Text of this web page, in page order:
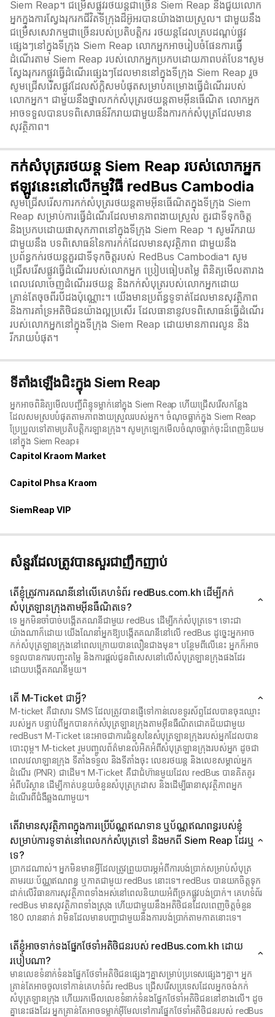
Siem Reap។ ជម្រើសផ្លូវរថយន្តជាច្រើន Siem Reap នឹងជួយលោក
អ្នកក្នុងការស្វែងរុករកជីវិតទីក្រុងដ៏អ៊ូ​អរបានយ៉ាងងាយស្រួល។ ជាមួយនឹង
ជម្រើសសេវាកម្មជាច្រើនរបស់ប្រតិបត្តិករ រថយន្តដែលគ្របដណ្តប់ផ្លូវ
ផ្សេងៗនៅក្នុងទីក្រុង Siem Reap លោកអ្នកអាចរៀបចំផែនការធ្វើ
ដំណើរតាម Siem Reap របស់លោកអ្នកប្រកបដោយភាពបត់បែន។សូម
ស្វែងរុករកផ្លូវធ្វើដំណើរផ្សេងៗដែលមាននៅក្នុងទីក្រុង Siem Reap រួច
សូមជ្រើសរើសផ្លូវដែលស័ក្តិសមបំផុតសម្រាប់គម្រោងធ្វើដំណើររបស់
លោកអ្នក។ ជាមួយនឹងថ្នាលកក់សំបុត្ររថយន្តតាមអ៊ីនធើណិត លោកអ្នក
អាចទទួលបានបទពិសោធន៍រីករាយជាមួយនឹងការកក់សំបុត្រដែលមាន
សុវត្ថិភាព។
កក់សំបុត្ររថយន្ត Siem Reap របស់លោកអ្នក
ឥឡូវនេះនៅលើកម្មវិធី redBus Cambodia
សូមជ្រើសរើសការកក់សំបុត្ររថយន្តតាមអ៊ីនធើណិតក្នុងទីក្រុង Siem
Reap សម្រាប់ការធ្វើដំណើរដែលមានភាពងាយស្រួល គួរជាទីទុកចិត្ត
និងប្រកបដោយផាសុកភាពនៅក្នុងទីក្រុង Siem Reap ។ សូមរីករាយ
ជាមួយនឹង បទពិសោធន៍នៃការកក់ដែលមានសុវត្ថិភាព ជាមួយនឹង
ប្រព័ន្ធកក់រថយន្តគួរជាទីទុកចិត្តរបស់ RedBus Cambodia។ សូម
ជ្រើសរើសផ្លូវធ្វើដំណើររបស់លោកអ្នក ប្រៀបធៀបតម្លៃ ពិនិត្យមើលតារាង
ពេលវេលាចេញដំណើររថយន្ត និងកក់សំបុត្ររបស់លោកអ្នកដោយ
គ្រាន់តែចុចពីរបីដងប៉ុណ្ណោះ។ យើងមានប្រព័ន្ធទូទាត់ដែលមានសុវត្ថិភាព
និងការគាំទ្រអតិថិជនយ៉ាងល្អប្រសើរ ដែលធានានូវបទពិសោធន៍ធ្វើដំណើរ
របស់លោកអ្នកនៅក្នុងទីក្រុង Siem Reap ដោយមានភាពរលូន និង
រីករាយបំផុត។
ទីតាំងឡើងជិះក្នុង Siem Reap
អ្នកអាចពិនិត្យមើលបញ្ជីពិន្ទុទម្លាក់នៅក្នុង Siem Reap ហើយជ្រើសរើសកន្លែង
ដែលសមស្របបំផុតតាមភាពងាយស្រួលរបស់អ្នក។ ចំណុចធ្លាក់ក្នុង Siem Reap
ប្រែប្រួលទៅតាមប្រតិបត្តិករឡានក្រុង។ សូមក្រឡេកមើលចំណុចធ្លាក់ចុះដ៏ពេញនិយម
នៅក្នុង Siem Reap៖
Capitol Kraom Market
Capitol Phsa Kraom
SiemReap VIP
សំនួរដែលត្រូវបានសួរជាញឹកញាប់
តើខ្ញុំត្រូវការគណនីនៅលើគេហទំព័រ redBus.com.kh ដើម្បីកក់
សំបុត្រឡានក្រុងតាមអ៊ីនធឺណិតទេ?
ទេ អ្នកមិនចាំបាច់បង្កើតគណនីជាមួយ redBus ដើម្បីកក់សំបុត្រទេ។ ទោះជា
យ៉ាងណាក៏ដោយ យើងណែនាំអ្នកឱ្យបង្កើតគណនីនៅលើ redBus ដូច្នេះអ្នកអាច
កក់សំបុត្រឡានក្រុងនៅពេលក្រោយបានលឿនជាងមុន។ បន្ថែមពីលើនេះ អ្នកក៏អាច
ទទួលបានការបញ្ចុះតម្លៃ និងការផ្តល់ជូនពិសេសនៅលើសំបុត្រឡានក្រុងផងដែរ
ដោយបង្កើតគណនីមួយ។
តើ M-Ticket ជាអ្វី?
M-ticket គឺជាសារ SMS ដែលត្រូវបានផ្ញើទៅកាន់លេខទូរស័ព្ទដែលបានចុះឈ្មោះ
របស់អ្នក បន្ទាប់ពីអ្នកបានកក់សំបុត្រឡានក្រុងតាមអ៊ីនធឺណិតជោគជ័យជាមួយ
redBus។ M-Ticket នេះអាចជាការជំនួសនៃសំបុត្រឡានក្រុងរបស់អ្នកដែលបាន
បោះពុម្ព។ M-ticket រួមបញ្ចូលព័ត៌មានលំអិតអំពីសំបុត្រឡានក្រុងរបស់អ្នក ដូចជា
ពេលវេលាឡានក្រុង ទីតាំងទទួល និងទីតាំងចុះ លេខរថយន្ត និងលេខសម្គាល់អ្នក
ដំណើរ (PNR) ជាដើម។ M-Ticket គឺជាជំហ៊ានមួយដែល redBus បានគិតគូរ
អំពីបរិស្ថាន ដើម្បីកាត់បន្ថយចំនួនសំបុត្រក្រដាស និងដើម្បីធានាសុវត្ថិភាពអ្នក
ដំណើរពីជំងឺឆ្លងណាមួយ។
តើវាមានសុវត្ថិភាពក្នុងការប្រើប័ណ្ណឥណទាន ឬប័ណ្ណឥណពន្ធរបស់ខ្ញុំ
សម្រាប់ការទូទាត់នៅពេលកក់សំបុត្រទៅ និងមកពី Siem Reap ដែរឬ
ទេ?
ប្រាកដណាស់។ អ្នកមិនមានអ្វីដែលត្រូវព្រួយបារម្ភអំពីការបង់ប្រាក់សម្រាប់សំបុត្រ
តាមរយៈប័ណ្ណឥណពន្ធ ឬកាតជាមួយ redBus នោះទេ។ redBus បានយកចិត្តទុក
ដាក់លើវិធានការសុវត្ថិភាពទាំងអស់នៅពេលនិយាយអំពីច្រកផ្លូវបង់ប្រាក់។ គេហទំព័រ
redBus មានសុវត្ថិភាពទាំងស្រុង ហើយជាមួយនឹងអតិថិជនដែលពេញចិត្តចំនួន
180 លាននាក់ វាមិនដែលមានបញ្ហាជាមួយនឹងការបង់ប្រាក់តាមកាតនោះទេ។
តើខ្ញុំអាចទាក់ទងផ្នែកថែទាំអតិថិជនរបស់ redBus.com.kh ដោយ
របៀបណា?
មានលេខទំនាក់ទំនងផ្នែកថែទាំអតិថិជនផ្សេងៗគ្នាសម្រាប់ប្រទេសផ្សេងៗគ្នា។ អ្នក
គ្រាន់តែអាចចូលទៅកាន់គេហទំព័រ redBus ជ្រើសរើសប្រទេសដែលអ្នកចង់កក់
សំបុត្រឡានក្រុង ហើយរកមើលលេខទំនាក់ទំនងផ្នែកថែទាំអតិថិជននៅខាងលើ។ ដូច
គ្នានេះផងដែរ អ្នកគ្រាន់តែអាចទម្លាក់អ៊ីមែលទៅការផ្នែកថែទាំអតិថិជនរបស់ redBus